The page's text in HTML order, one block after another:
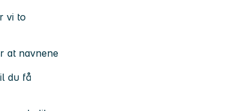
vi to
at navnene
du få